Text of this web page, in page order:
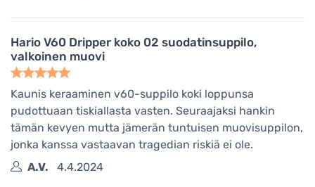
Hario V60 Dripper koko 02 suodatinsuppilo,
valkoinen muovi
Kaunis keraaminen v60-suppilo koki loppunsa
pudottuaan tiskiallasta vasten. Seuraajaksi hankin
tämän kevyen mutta jämerän tuntuisen muovisuppilon,
jonka kanssa vastaavan tragedian riskiä ei ole.
A.V.
4.4.2024